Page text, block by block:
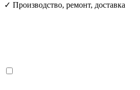
✓ Производство, ремонт, доставка